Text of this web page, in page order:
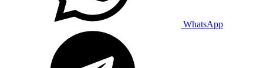
WhatsApp